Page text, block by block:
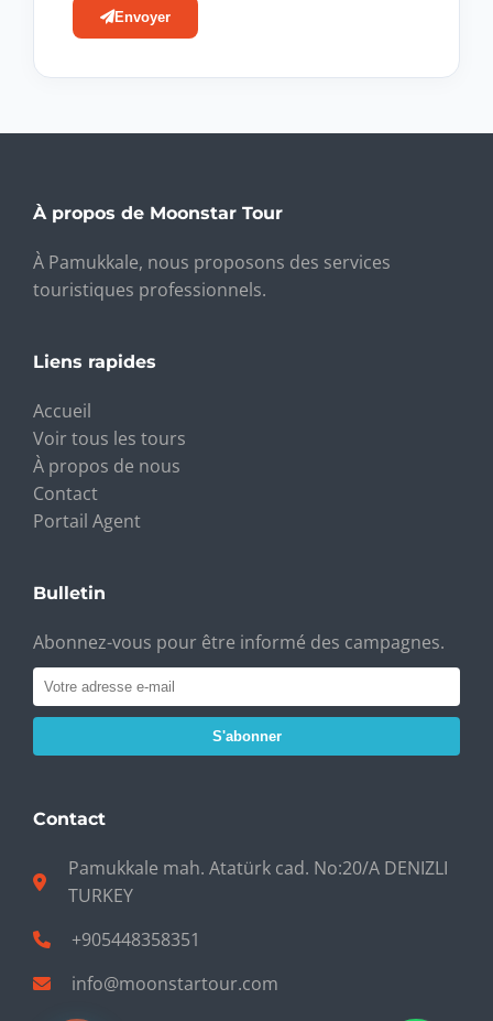
Envoyer
À propos de Moonstar Tour
À Pamukkale, nous proposons des services
touristiques professionnels.
Liens rapides
Accueil
Voir tous les tours
À propos de nous
Contact
Portail Agent
Bulletin
Abonnez-vous pour être informé des campagnes.
S'abonner
Contact
Pamukkale mah. Atatürk cad. No:20/A DENIZLI
TURKEY
+905448358351
info@moonstartour.com